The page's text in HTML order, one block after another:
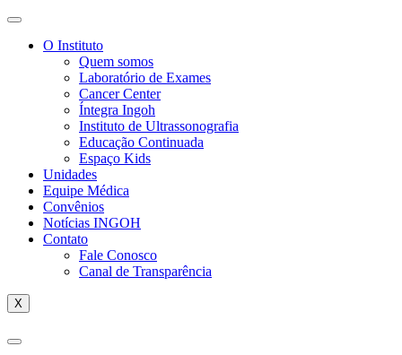
O Instituto
Quem somos
Laboratório de Exames
Cancer Center
Íntegra Ingoh
Instituto de Ultrassonografia
Educação Continuada
Espaço Kids
Unidades
Equipe Médica
Convênios
Notícias INGOH
Contato
Fale Conosco
Canal de Transparência
X